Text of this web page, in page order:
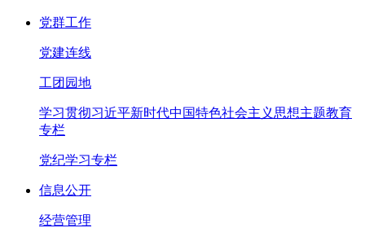
党群工作
党建连线
工团园地
学习贯彻习近平新时代中国特色社会主义思想主题教育
专栏
党纪学习专栏
信息公开
经营管理